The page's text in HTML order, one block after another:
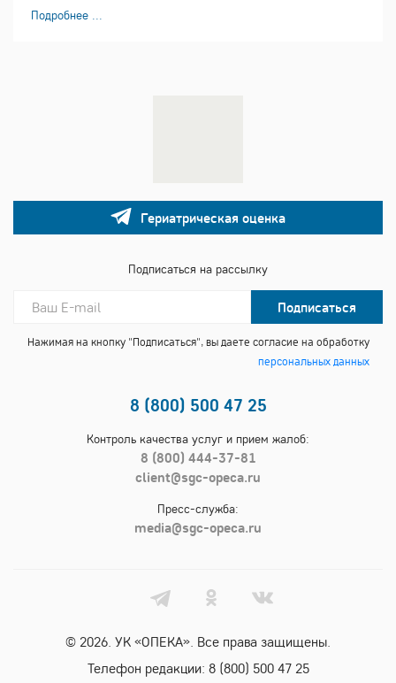
Подробнее ...
Гериатрическая оценка
Подписаться на рассылку
Подписаться
Нажимая на кнопку "Подписаться", вы даете согласие на обработку
персональных данных
8 (800) 500 47 25
Контроль качества услуг и прием жалоб:
8 (800) 444-37-81
client@sgc-opeca.ru
Пресс-служба:
media@sgc-opeca.ru
© 2026. УК «ОПЕКА». Все права защищены.
Телефон редакции: 8 (800) 500 47 25